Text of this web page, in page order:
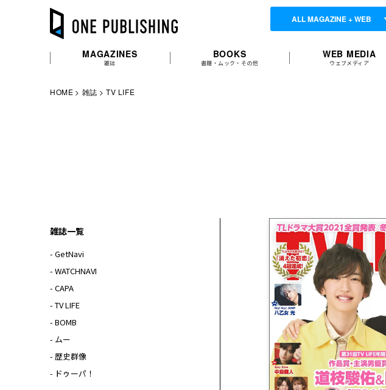
ALL MAGAZINE + WEB
MAGAZINES
雑誌
BOOKS
書籍・ムック・その他
WEB MEDIA
ウェブメディア
HOME 雑誌 TV LIFE
雑誌一覧
- GetNavi
- WATCHNAVI
- CAPA
- TV LIFE
- BOMB
- ムー
- 歴史群像
- ドゥーパ！